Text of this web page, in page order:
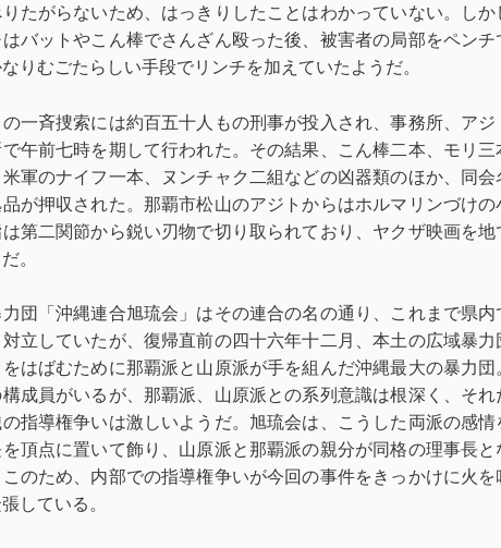
りたがらないため、はっきりしたことはわかっていない。し
はバットやこん棒でさんざん殴った後、被害者の局部をペン
りむごたらしい手段でリンチを加えていたようだ。
の一斉捜索には約百五十人もの刑事が投入され、事務所、ア
午前七時を期して行われた。その結果、こん棒二本、モリ
米軍のナイフ一本、ヌンチャク二組などの凶器類のほか、同
が押収された。那覇市松山のアジトからはホルマリンづけの
第二関節から鋭い刃物で切り取られており、ヤクザ映画を
。
団「沖縄連合旭琉会」はその連合の名の通り、これまで県
立していたが、復帰直前の四十六年十二月、本土の広域暴
はばむために那覇派と山原派が手を組んだ沖縄最大の暴力
成員がいるが、那覇派、山原派との系列意識は根深く、そ
指導権争いは激しいようだ。旭琉会は、こうした両派の感
頂点に置いて飾り、山原派と那覇派の親分が同格の理事長
のため、内部での指導権争いが今回の事件をきっかけに火
している。